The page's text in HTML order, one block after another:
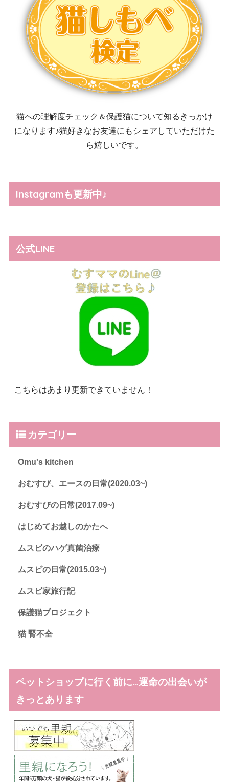
猫への理解度チェック＆保護猫について知るきっかけ
になります♪猫好きなお友達にもシェアしていただけた
ら嬉しいです。
Instagramも更新中♪
公式LINE
こちらはあまり更新できていません！
カテゴリー
Omu's kitchen
おむすび、エースの日常(2020.03~)
おむすびの日常(2017.09~)
はじめてお越しのかたへ
ムスビのハゲ真菌治療
ムスビの日常(2015.03~)
ムスビ家旅行記
保護猫プロジェクト
猫 腎不全
ペットショップに行く前に…運命の出会いが
きっとあります